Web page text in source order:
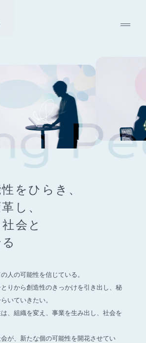
をひらき、
し、
会と
人の可能性を信じている。
りから創造性のきっかけを引き出し、 秘
いていきたい。
、組織を変え、事業を生み出し、社会を
が、新たな個の可能性を開花させてい